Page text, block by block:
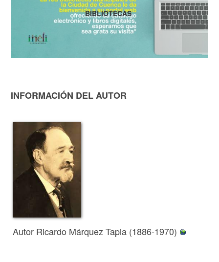
INFORMACIÓN DEL AUTOR
Autor Ricardo Márquez Tapia (1886-1970)
BIBLIOTECAS